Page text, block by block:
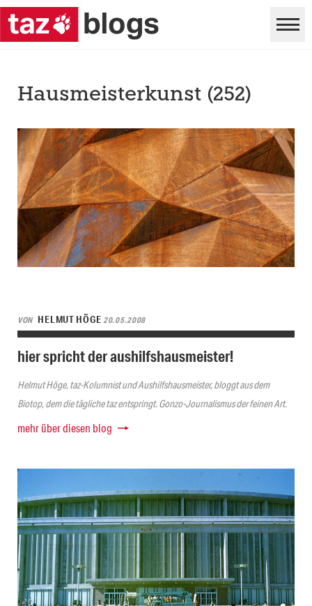
Hausmeisterkunst (252)
VON HELMUT HÖGE20.05.2008
hier spricht der aushilfshausmeister!
Helmut Höge, taz-Kolumnist und Aushilfshausmeister, bloggt aus dem
Biotop, dem die tägliche taz entspringt. Gonzo-Journalismus der feinen Art.
mehr über diesen blog